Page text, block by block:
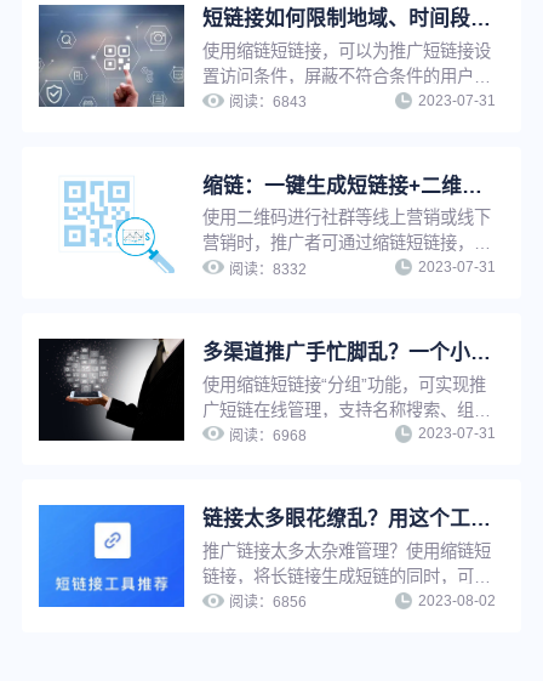
并提供丰富的链接管理功能与推广服
务。
短链接如何限制地域、时间段访问？简单三步，满足个性化推广需求
使用缩链短链接，可以为推广短链接设
置访问条件，屏蔽不符合条件的用户访
问，只有符合访问条件的用户才可以访
段、限制访问地域、限制访问设备、限
制访问环境等。
阅读：6843 2023-07-31
缩链：一键生成短链接+二维码，支持修改原链接，换链不换码
使用二维码进行社群等线上营销或线下
营销时，推广者可通过缩链短链接，将
长链接一键缩短的同时生成对应二维
并提升工作效率。
阅读：8332 2023-07-31
多渠道推广手忙脚乱？一个小工具助你提升工作效率！
使用缩链短链接“分组”功能，可实现推
广短链在线管理，支持名称搜索、组别
查询、编辑组名、删除分组等操作，解
阅读：6968 2023-07-31
链接太多眼花缭乱？用这个工具，一键快速查找
推广链接太多太杂难管理？使用缩链短
链接，将长链接生成短链的同时，可以
为短链接进行命名，通过名称搜索，推
阅读：6856 2023-08-02